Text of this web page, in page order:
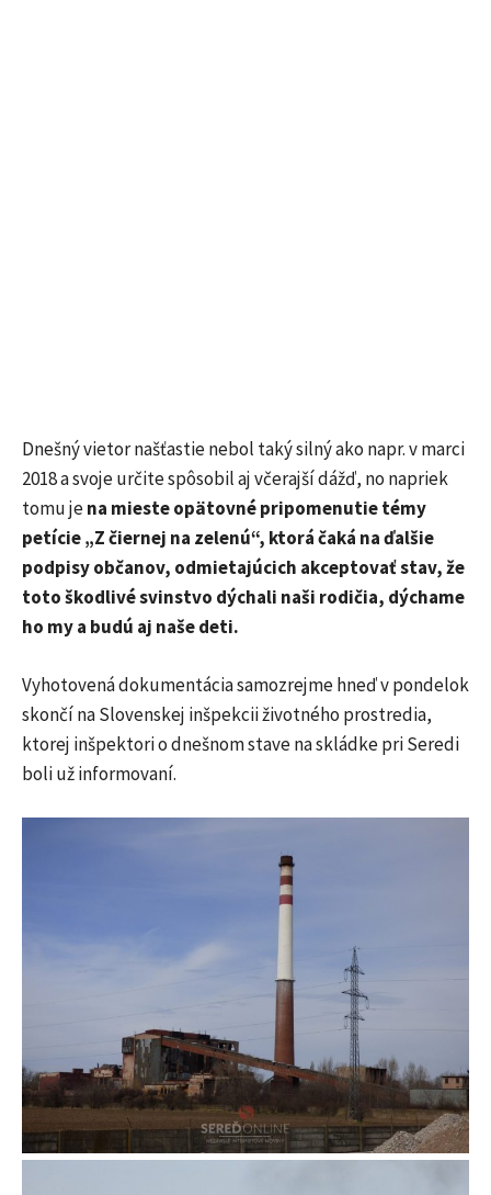
Dnešný vietor našťastie nebol taký silný ako napr. v marci
2018 a svoje určite spôsobil aj včerajší dážď, no napriek
tomu jena mieste opätovné pripomenutie témy
petície „Z čiernej na zelenú“, ktorá čaká na ďalšie
podpisy občanov, odmietajúcich akceptovať stav, že
toto škodlivé svinstvo dýchali naši rodičia, dýchame
ho my a budú aj naše deti.
Vyhotovená dokumentácia samozrejme hneď v pondelok
skončí na Slovenskej inšpekcii životného prostredia,
ktorej inšpektori o dnešnom stave na skládke pri Seredi
boli už informovaní.